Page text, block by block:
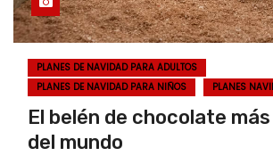
PLANES DE NAVIDAD PARA ADULTOS
PLANES DE NAVIDAD PARA NIÑOS
PLANES
El belén de chocolate
del mundo